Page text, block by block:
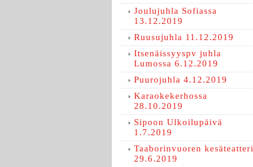
Joulujuhla Sofiassa
13.12.2019
Ruusujuhla 11.12.2019
Itsenäissyyspv juhla
Lumossa 6.12.2019
Puurojuhla 4.12.2019
Karaokekerhossa
28.10.2019
Sipoon Ulkoilupäivä
1.7.2019
Taaborinvuoren kesäteatteri
29.6.2019